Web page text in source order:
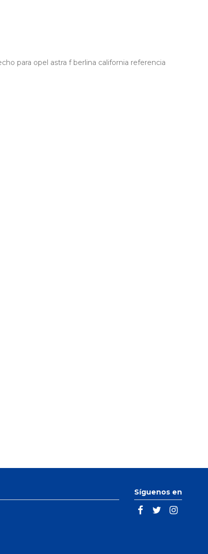
para opel astra f berlina california referencia
Síguenos en